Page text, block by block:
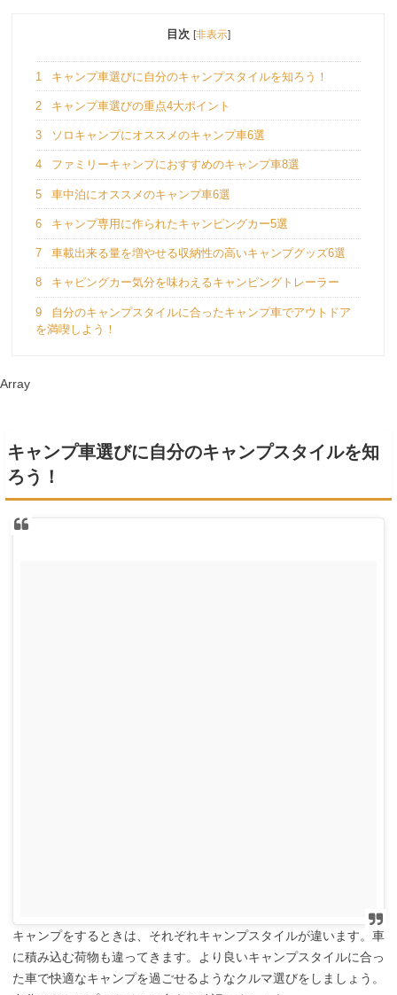
目次 [非表示]
1 キャンプ車選びに自分のキャンプスタイルを知ろう！
2 キャンプ車選びの重点4大ポイント
3 ソロキャンプにオススメのキャンプ車6選
4 ファミリーキャンプにおすすめのキャンプ車8選
5 車中泊にオススメのキャンプ車6選
6 キャンプ専用に作られたキャンピングカー5選
7 車載出来る量を増やせる収納性の高いキャンプグッズ6選
8 キャピングカー気分を味わえるキャンピングトレーラー
9
自分のキャンプスタイルに合ったキャンプ車でアウトドア
を満喫しよう！
Array
キャンプ車選びに自分のキャンプスタイルを知
ろう！
キャンプをするときは、それぞれキャンプスタイルが違います。車
に積み込む荷物も違ってきます。より良いキャンプスタイルに合っ
た車で快適なキャンプを過ごせるようなクルマ選びをしましょう。